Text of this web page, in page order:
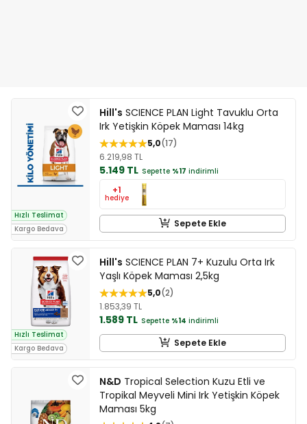
Hızlı Teslimat
Kargo Bedava
Hill's SCIENCE PLAN Light Tavuklu Orta
Irk Yetişkin Köpek Maması 14kg
5,0 17
6.219,98 TL
5.149 TL Sepette %17 indirimli
+1
hediye
Sepete Ekle
Hızlı Teslimat
Kargo Bedava
Hill's SCIENCE PLAN 7+ Kuzulu Orta Irk
Yaşlı Köpek Maması 2,5kg
5,0 2
1.853,39 TL
1.589 TL Sepette %14 indirimli
Sepete Ekle
N&D Tropical Selection Kuzu Etli ve
Tropikal Meyveli Mini Irk Yetişkin Köpek
Maması 5kg